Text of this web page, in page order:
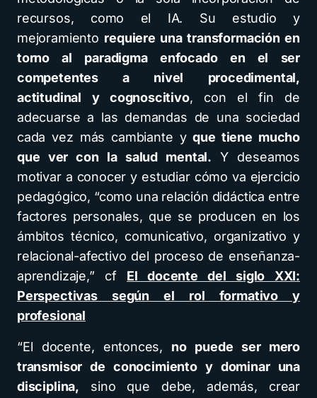
recursos, como el IA. Su estudio y
mejoramiento requiere una transformación en
torno al paradigma enfocado en el ser
competentes a nivel procedimental,
actitudinal y cognoscitivo, con el fin de
adecuarse a las demandas de una sociedad
cada vez más cambiante yque tiene mucho
que ver con la salud mental. Y deseamos
motivar a conocer y estudiar cómo va ejercicio
pedagógico, “como una relación didáctica entre
factores personales, que se producen en los
ámbitos técnico, comunicativo, organizativo y
relacional-afectivo del proceso de enseñanza-
aprendizaje,” cf El docente del siglo XXI:
Perspectivas según el rol formativo y
profesional
“El docente, entonces, no puede ser mero
transmisor de conocimiento y dominar una
disciplina, sino que debe, además, crear